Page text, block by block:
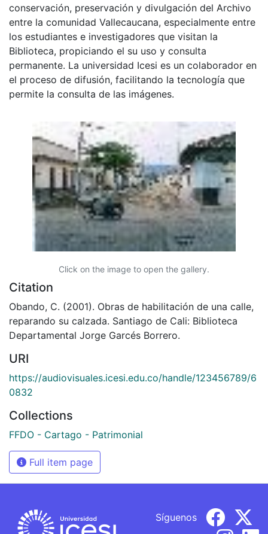
conservación, preservación y divulgación del Archivo
entre la comunidad Vallecaucana, especialmente entre
los estudiantes e investigadores que visitan la
Biblioteca, propiciando el su uso y consulta
permanente. La universidad Icesi es un colaborador en
el proceso de difusión, facilitando la tecnología que
permite la consulta de las imágenes.
Click on the image to open the gallery.
Citation
Obando, C. (2001). Obras de habilitación de una calle,
reparando su calzada. Santiago de Cali: Biblioteca
Departamental Jorge Garcés Borrero.
URI
https://audiovisuales.icesi.edu.co/handle/123456789/6
0832
Collections
FFDO - Cartago - Patrimonial
Full item page
Síguenos